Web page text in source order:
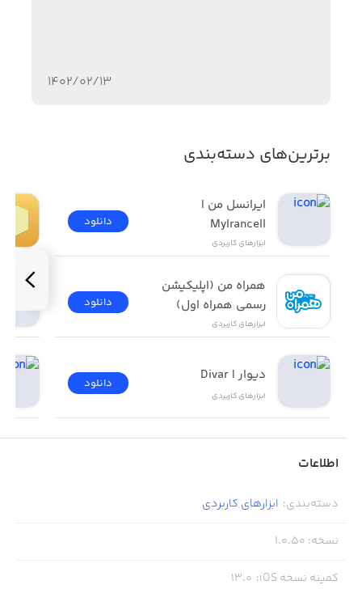
۱۴۰۲/۰۲/۱۳
برترین‌های دسته‌بندی
MyIrancell
ابزار‌های کاربردی
دانلود
رسمی همراه اول)
ابزار‌های کاربردی
دانلود
دیوار | Divar
ابزار‌های کاربردی
دانلود
اطلاعات
دسته‌بندی: ابزار‌های کاربردی
نسخه:
1.0.50
کمینه نسخه iOS :
13.0